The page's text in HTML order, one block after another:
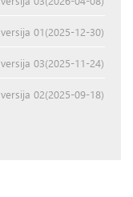
versija 01(2025-12-30)
versija 03(2025-11-24)
versija 02(2025-09-18)